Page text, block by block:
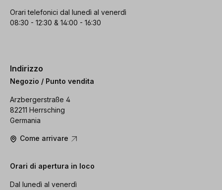
Orari telefonici dal lunedì al venerdì
08:30 - 12:30 & 14:00 - 16:30
Indirizzo
Negozio / Punto vendita
Arzbergerstraße 4
82211 Herrsching
Germania
Come arrivare
Orari di apertura in loco
Dal lunedì al venerdì